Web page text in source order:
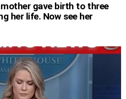
gave birth to three
her life. Now see her